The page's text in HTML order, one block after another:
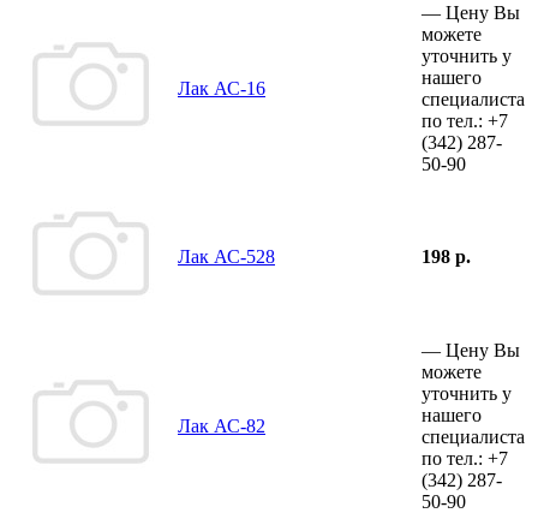
Лак АС-16
— Цену Вы
можете
уточнить у
нашего
специалиста
по тел.: +7
(342) 287-
50-90
Лак АС-528 198 р.
Лак АС-82
— Цену Вы
можете
уточнить у
нашего
специалиста
по тел.: +7
(342) 287-
50-90